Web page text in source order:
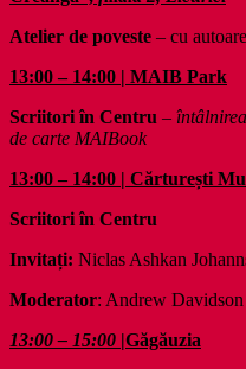
Atelier de poveste – cu
13:00 – 14:00 | MAIB Park
Scriitori în Centru –
de carte MAIBook
13:00 – 14:00 | Cărturești
Scriitori în Centru
Invitați: Niclas Ashkan
Moderator: Andrew
13:00 – 15:00 |Găgăuzia